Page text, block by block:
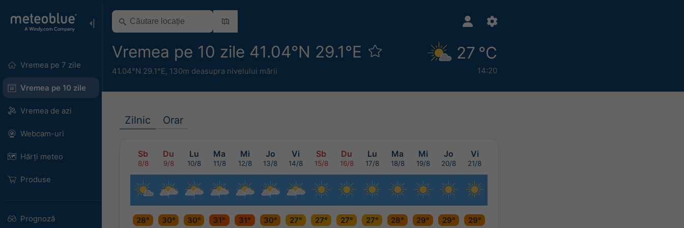
Vremea pe 7 zile
Vremea pe 10 zile
Vremea de azi
Webcam-uri
Hărți meteo
Produse
Prognoză
Vremea pe 10 zile 41.04°N 29.1°E
41.04°N 29.1°E, 130m deasupra nivelului mării
27 °C
14:20
Zilnic Orar
Sb Du Lu Ma Mi Jo Vi Sb Du Lu Ma Mi Jo Vi
8/8 9/8 10/8 11/8 12/8 13/8 14/8 15/8 16/8 17/8 18/8 19/8 20/8 21/8
28° 30° 30° 31° 31° 30° 27° 27° 27° 27° 28° 29° 29°
29°